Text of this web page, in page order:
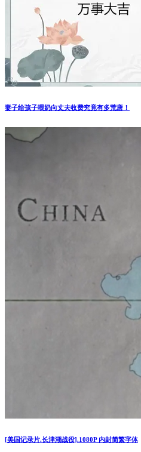
妻子给孩子喂奶向丈夫收费究竟有多荒唐！
[美国记录片.长津湖战役].1080P 内封简繁字体